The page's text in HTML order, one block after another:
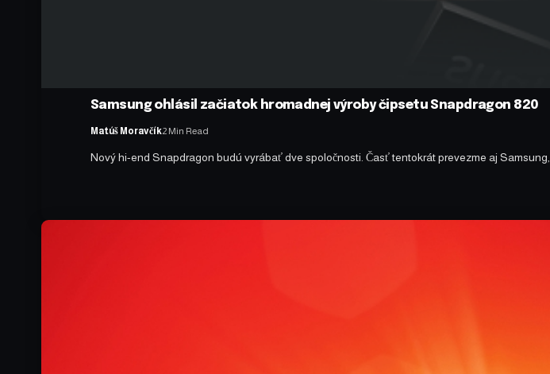
Samsung ohlásil začiatok hromadnej výroby čipsetu Snapdragon 820
Matúš Moravčík2 Min Read
Nový hi-end Snapdragon budú vyrábať dve spoločnosti. Časť tentokrát prevezme aj Samsung,…